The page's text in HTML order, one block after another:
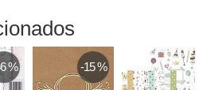
% -15 %